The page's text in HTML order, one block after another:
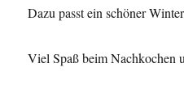
Dazu passt ein schöner
Viel Spaß beim Nachkochen